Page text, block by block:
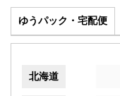
ゆうパック・宅配便
北海道